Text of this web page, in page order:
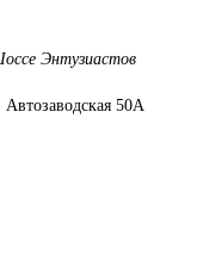
Энтузиастов
50А